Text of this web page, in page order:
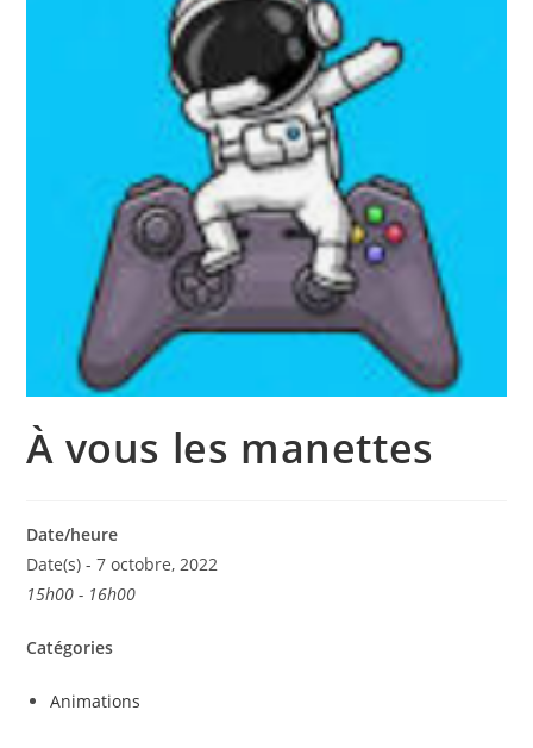
À vous les manettes
Date/heure
Date(s) - 7 octobre, 2022
15h00 - 16h00
Catégories
Animations